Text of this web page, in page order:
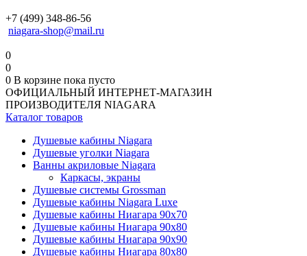
+7 (499) 348-86-56
niagara-shop@mail.ru
0
0
0 В корзине пока пусто
ОФИЦИАЛЬНЫЙ ИНТЕРНЕТ-МАГАЗИН
ПРОИЗВОДИТЕЛЯ NIAGARA
Каталог товаров
Душевые кабины Niagara
Душевые уголки Niagara
Ванны акриловые Niagara
Каркасы, экраны
Душевые системы Grossman
Душевые кабины Niagara Luxe
Душевые кабины Ниагара 90x70
Душевые кабины Ниагара 90x80
Душевые кабины Ниагара 90x90
Душевые кабины Ниагара 80x80